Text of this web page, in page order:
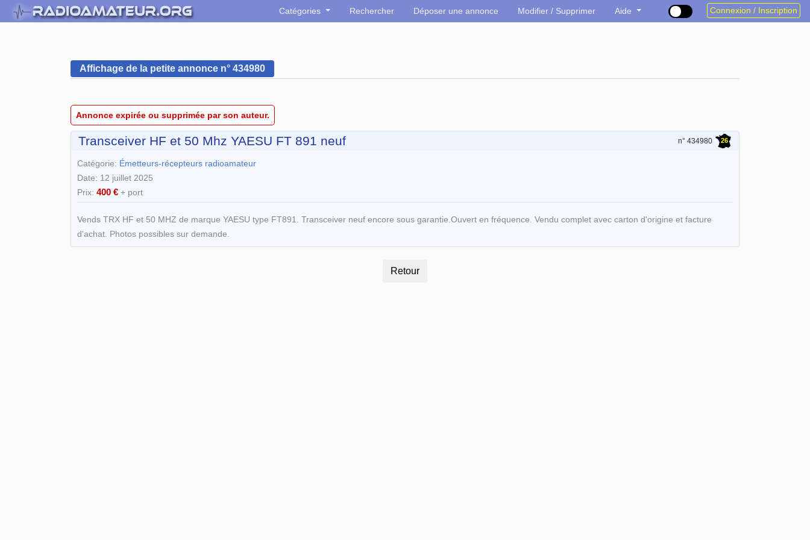
Catégories Rechercher Déposer une annonce Modifier / Supprimer Aide Connexion / Inscription
Affichage de la petite annonce n° 434980
Annonce expirée ou supprimée par son auteur.
Transceiver HF et 50 Mhz YAESU FT 891 neuf n° 434980 26
Catégorie: Émetteurs-récepteurs radioamateur
Date: 12 juillet 2025
Prix: 400 € + port
Vends TRX HF et 50 MHZ de marque YAESU type FT891. Transceiver neuf encore sous garantie.Ouvert en fréquence. Vendu complet avec carton d'origine et facture
d'achat. Photos possibles sur demande.